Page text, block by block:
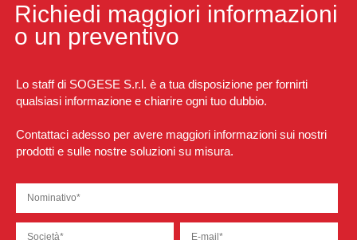
Richiedi maggiori informazioni
o un preventivo
Lo staff di SOGESE S.r.l. è a tua disposizione per fornirti
qualsiasi informazione e chiarire ogni tuo dubbio.
Contattaci adesso per avere maggiori informazioni sui nostri
prodotti e sulle nostre soluzioni su misura.